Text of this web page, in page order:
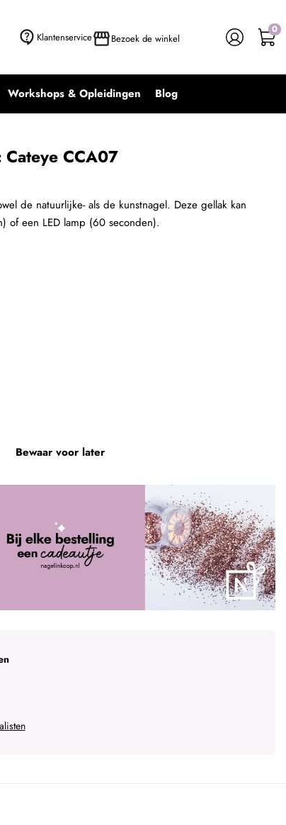
Klantenservice Bezoek de winkel
0
Workshops & Opleidingen Blog
CCA07
+ In winkelwagen
Bewaar voor later
de natuurlijke- als de kunstnagel. Deze gellak kan
of een LED lamp (60 seconden).